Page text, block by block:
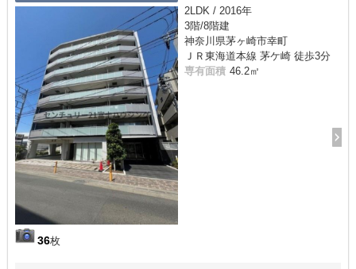
36枚
2LDK / 2016年
3階/8階建
神奈川県茅ヶ崎市幸町
ＪＲ東海道本線 茅ケ崎 徒歩3分
専有面積 46.2㎡